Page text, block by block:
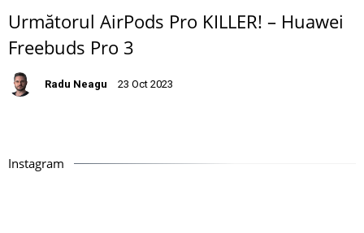
Următorul AirPods Pro KILLER! – Huawei
Freebuds Pro 3
Radu Neagu 23 Oct 2023
Instagram